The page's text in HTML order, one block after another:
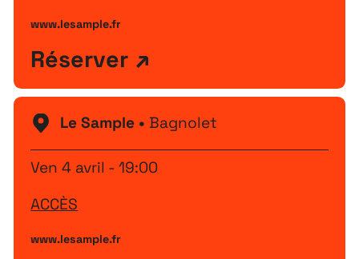
www.lesample.fr
Réserver
Le Sample • Bagnolet
Ven 4 avril - 19:00
ACCÈS
www.lesample.fr